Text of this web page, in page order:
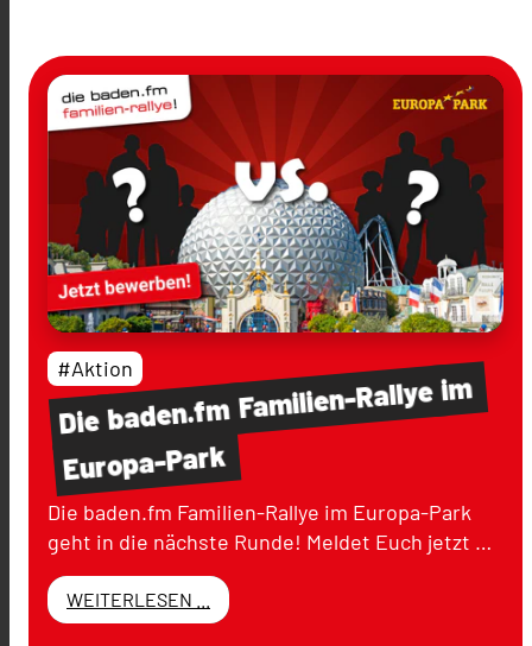
Diebaden.fmFamilien-Rallyeim
Europa-Park
#Aktion
Die baden.fm Familien-Rallye im Europa-Park
geht in die nächste Runde! Meldet Euch jetzt …
WEITERLESEN ...